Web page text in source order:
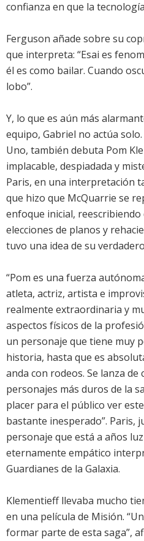
confianza en que la
Ferguson añade sobre su
que interpreta: “Esai es
él es como bailar. Cuando
lobo”.
Y, lo que es aún más
equipo, Gabriel no actúa
Uno, también debuta Pom
implacable, despiadada y
Paris, en una interpretación
que hizo que McQuarrie se
enfoque inicial, reescribiendo
elecciones de planos y
tuvo una idea de su
“Pom es una fuerza
atleta, actriz, artista e
realmente extraordinaria y
aspectos físicos de la
un personaje que tiene muy
historia, hasta que es
anda con rodeos. Se lanza
personajes más duros de la
placer para el público ver
bastante inesperado”. Paris,
personaje que está a años
eternamente empático
Guardianes de la Galaxia.
Klementieff llevaba mucho
en una película de Misión.
formar parte de esta saga”,